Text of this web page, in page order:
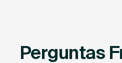
Perguntas